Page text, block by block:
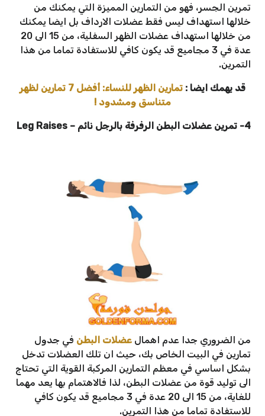
تمرين الجسر، فهو من التمارين المميزة التي يمكنك من
خلالها استهداف ليس فقط عضلات الارداف بل ايضا يمكنك
من خلالها استهداف عضلات الظهر السفلية، من 15 الى 20
عدة في 3 مجاميع قد يكون كافي للاستفادة تماما من هذا
التمرين.
قد يهمك ايضا :
تمارين الظهر للنساء: أفضل 7 تمارين لظهر
متناسق ومشدود !
4- تمرين عضلات البطن الرفرفة بالرجل نائم –
من الضروري جدا عدم اهمال عضلات البطن في جدول
تمارين في البيت الخاص بك، حيث ان تلك العضلات تدخل
بشكل اساسي في معظم التمارين المركبة القوية التي تحتاج
الى توليد قوة من عضلات البطن، لذا فالاهتمام بها يعد مهما
للغاية، من 15 الى 20 عدة في 3 مجاميع قد يكون كافي
للاستفادة تماما من هذا التمرين.